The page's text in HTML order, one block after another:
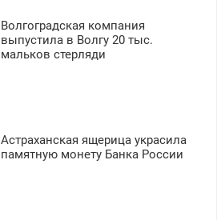
Волгоградская компания
выпустила в Волгу 20 тыс.
мальков стерляди
Астраханская ящерица украсила
памятную монету Банка России